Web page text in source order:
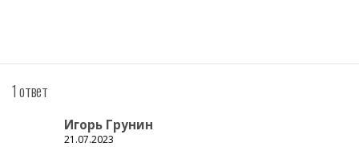
1 ответ
Игорь Грунин
21.07.2023